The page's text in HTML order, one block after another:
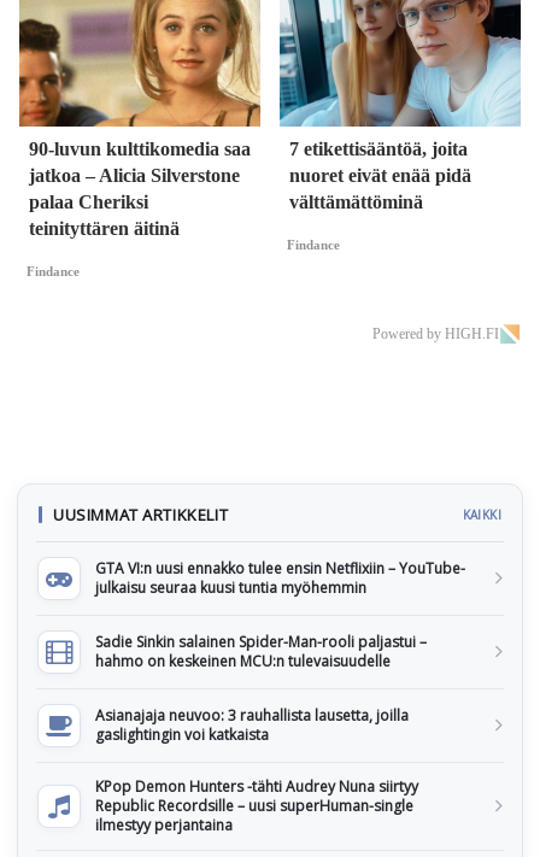
90-luvun kulttikomedia saa
jatkoa – Alicia Silverstone
palaa Cheriksi
teinityttären äitinä
Findance
7 etikettisääntöä, joita
nuoret eivät enää pidä
välttämättöminä
Findance
Powered by HIGH.FI
UUSIMMAT ARTIKKELIT KAIKKI
GTA VI:n uusi ennakko tulee ensin Netflixiin – YouTube-
julkaisu seuraa kuusi tuntia myöhemmin
Sadie Sinkin salainen Spider-Man-rooli paljastui –
hahmo on keskeinen MCU:n tulevaisuudelle
Asianajaja neuvoo: 3 rauhallista lausetta, joilla
gaslightingin voi katkaista
KPop Demon Hunters -tähti Audrey Nuna siirtyy
Republic Recordsille – uusi superHuman-single
ilmestyy perjantaina